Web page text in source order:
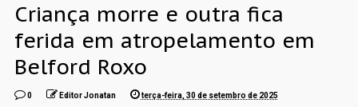
Criança morre e outra fica
ferida em atropelamento em
Belford Roxo
0 Editor Jonatan terça-feira, 30 de setembro de 2025